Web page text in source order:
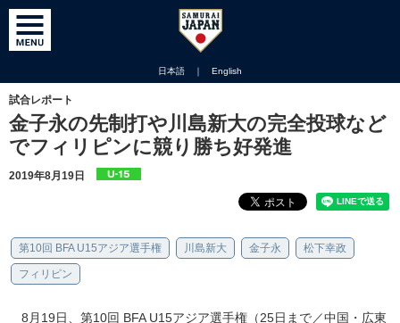
日本語 ｜ English
試合レポート
金子永の先制打や川島新大の完全投球など
でフィリピンに競り勝ち好発進
2019年8月19日
第10回 BFA U15アジア選手権 川島新大 金子永 松下幸政
フィリピン
8月19日、第10回 BFA U15アジア選手権（25日まで／中国・広東